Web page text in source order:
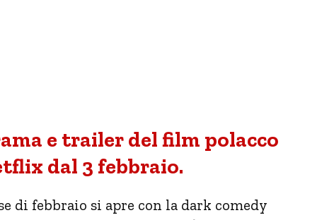
e trailer del film polacco
dal 3 febbraio.
di febbraio si apre con la dark comedy